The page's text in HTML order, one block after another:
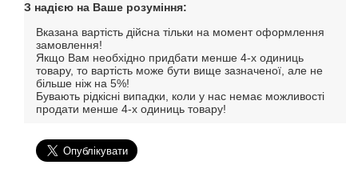
З надією на Ваше розуміння:
Вказана вартість дійсна тільки на момент оформлення
замовлення!
Якщо Вам необхідно придбати менше 4-х одиниць
товару, то вартість може бути вище зазначеної, але не
більше ніж на 5%!
Бувають рідкісні випадки, коли у нас немає можливості
продати менше 4-х одиниць товару!